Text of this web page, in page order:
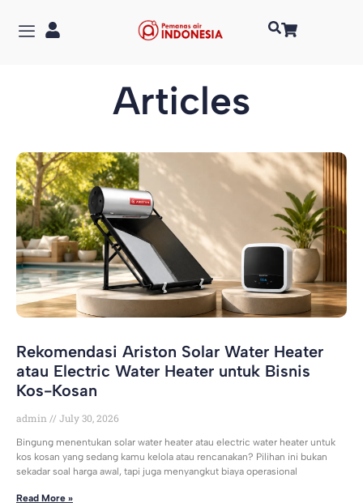
Articles
Rekomendasi Ariston Solar Water Heater
atau Electric Water Heater untuk Bisnis
Kos-Kosan
admin July 30, 2026
Bingung menentukan solar water heater atau electric water heater untuk
kos kosan yang sedang kamu kelola atau rencanakan? Pilihan ini bukan
sekadar soal harga awal, tapi juga menyangkut biaya operasional
Read More »